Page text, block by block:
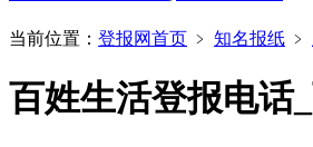
当前位置： 登报网首页 ﹥ 知名报纸 ﹥
百姓生活登报电话